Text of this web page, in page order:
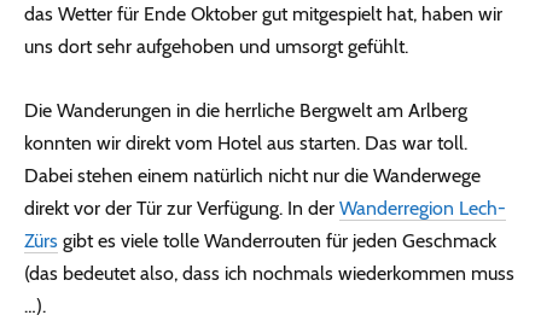
das Wetter für Ende Oktober gut mitgespielt hat, haben wir
uns dort sehr aufgehoben und umsorgt gefühlt.
Die Wanderungen in die herrliche Bergwelt am Arlberg
konnten wir direkt vom Hotel aus starten. Das war toll.
Dabei stehen einem natürlich nicht nur die Wanderwege
direkt vor der Tür zur Verfügung. In der Wanderregion Lech-
Zürs gibt es viele tolle Wanderrouten für jeden Geschmack
(das bedeutet also, dass ich nochmals wiederkommen muss
…).